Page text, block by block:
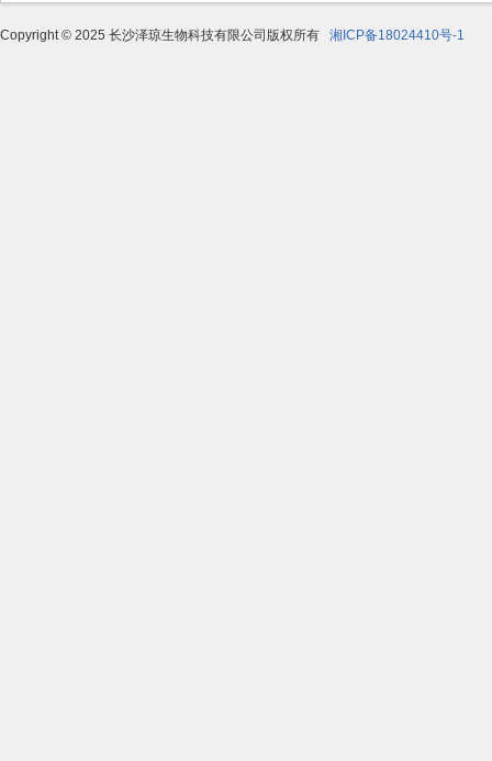
Copyright © 2025 长沙泽琼生物科技有限公司版权所有 湘ICP备18024410号-1